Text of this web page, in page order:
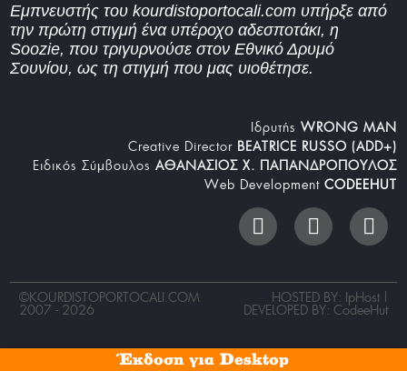
Έκδοση για Desktop
Εμπνευστής του kourdistoportocali.com υπήρξε από
την πρώτη στιγμή ένα υπέροχο αδεσποτάκι, η
Soozie, που τριγυρνούσε στον Εθνικό Δρυμό
Σουνίου, ως τη στιγμή που μας υιοθέτησε.
Iδρυτής WRONG MAN
Creative Director BEATRICE RUSSO (ADD+)
Ειδικός Σύμβουλος ΑΘΑΝΑΣΙΟΣ Χ. ΠΑΠΑΝΔΡΟΠΟΥΛΟΣ
Web Development CODEEHUT
©KOURDISTOPORTOCALI.COM
2007 - 2026
HOSTED BY: IpHost |
DEVELOPED BY: CodeeHut